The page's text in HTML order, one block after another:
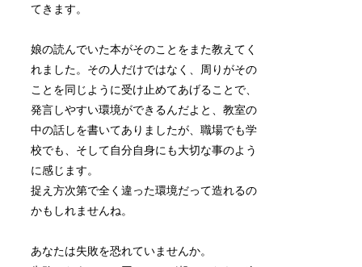
てきます。
娘の読んでいた本がそのことをまた教えてく
れました。その人だけではなく、周りがその
ことを同じように受け止めてあげることで、
発言しやすい環境ができるんだよと、教室の
中の話しを書いてありましたが、職場でも学
校でも、そして自分自身にも大切な事のよう
に感じます。
捉え方次第で全く違った環境だって造れるの
かもしれませんね。
あなたは失敗を恐れていませんか。